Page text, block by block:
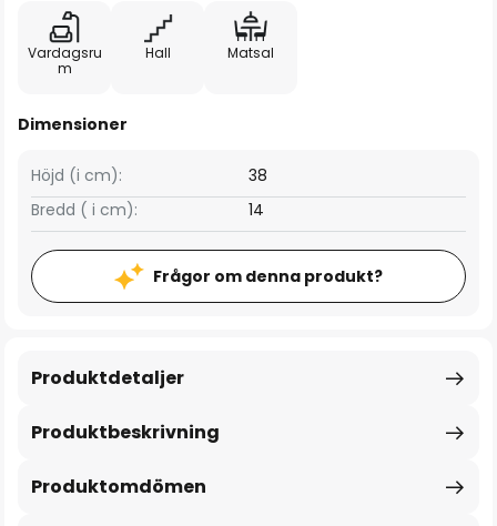
Vardagsru
m
Hall Matsal
Dimensioner
Bredd ( i cm): 14
Höjd (i cm): 38
Frågor om denna produkt?
Produktbeskrivning
Produktdetaljer
Produktomdömen